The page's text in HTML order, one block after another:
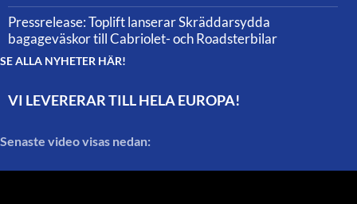
Pressrelease: Toplift lanserar Skräddarsydda
bagageväskor till Cabriolet- och Roadsterbilar
SE ALLA NYHETER HÄR!
VI LEVERERAR TILL HELA EUROPA!
Senaste video visas nedan: